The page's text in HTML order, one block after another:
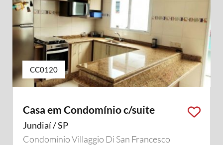
CC0120
Casa em Condomínio c/suite
Jundiaí / SP
Condomínio Villaggio Di San Francesco